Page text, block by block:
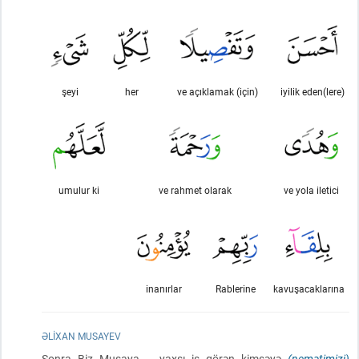
iyilik eden(lere)
ve açıklamak (için)
her
şeyi
ve yola iletici
ve rahmet olarak
umulur ki
kavuşacaklarına
Rablerine
inanırlar
ƏLIXAN MUSAYEV